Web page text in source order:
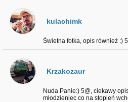
kulachimk
Świetna fotka, opis również :) 5
Krzakozaur
Nuda Panie:) 5@, ciekawy
młodzieniec co na stopień